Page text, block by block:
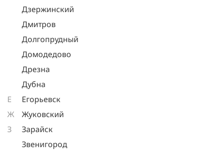
Дзержинский
Дмитров
Долгопрудный
Домодедово
Дрезна
Дубна
Е
Егорьевск
Ж
Жуковский
З
Зарайск
Звенигород